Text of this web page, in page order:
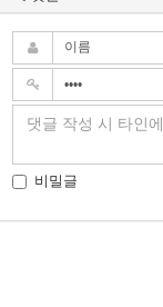
비밀글